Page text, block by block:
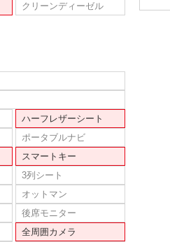
クリーンディーゼル
ハーフレザーシート
ポータブルナビ
スマートキー
3列シート
オットマン
後席モニター
全周囲カメラ